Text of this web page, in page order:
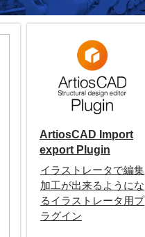
ArtiosCAD Import
export Plugin
イラストレータで編集
加工が出来るようにな
るイラストレータ用プ
ラグイン